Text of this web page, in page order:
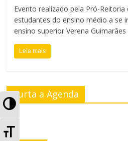
A
A
Evento realizado pela Pró-Reitoria
estudantes do ensino médio a se
ensino superior Verena Guimarães
Leia mais
Curta a Agenda